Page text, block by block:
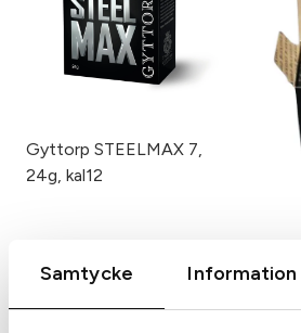
Samtycke Information
Gyttorp STEELMAX 7,
24g, kal12